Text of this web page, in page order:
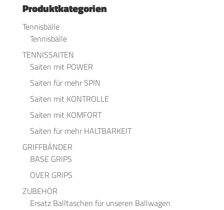
Produktkategorien
Tennisbälle
Tennisbälle
TENNISSAITEN
Saiten mit POWER
Saiten für mehr SPIN
Saiten mit KONTROLLE
Saiten mit KOMFORT
Saiten für mehr HALTBARKEIT
GRIFFBÄNDER
BASE GRIPS
OVER GRIPS
ZUBEHÖR
Ersatz Balltaschen für unseren Ballwagen